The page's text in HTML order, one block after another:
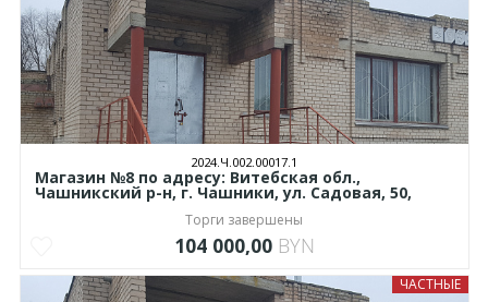
2024.Ч.002.00017.1
Магазин №8 по адресу: Витебская обл.,
Чашникский р-н, г. Чашники, ул. Садовая, 50,
Торги завершены
104 000,00 BYN
ЧАСТНЫЕ